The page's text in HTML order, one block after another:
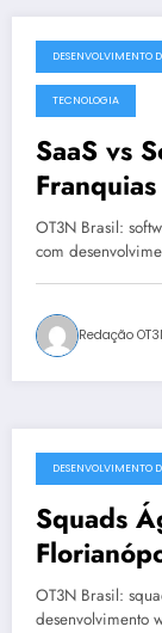
julho 19, 2025
DESENVOLVIMENTO
TECNOLOGIA
SaaS vs
Brasil –
OT3N Brasil:
com
Redação
julho 19, 2025
DESENVOLVIMENTO
Squads
0991
OT3N Brasil:
desenvolvimento